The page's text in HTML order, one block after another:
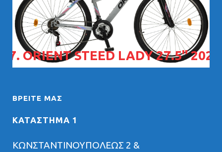
07. ORIENT STEED LADY 27.5" 2026
ΒΡΕΊΤΕ ΜΑΣ
ΚΑΤΑΣΤΗΜΑ 1
ΚΩΝΣΤΑΝΤΙΝΟΥΠΟΛΕΩΣ 2 &